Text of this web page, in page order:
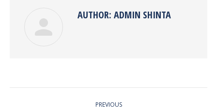
AUTHOR: ADMIN SHINTA
PREVIOUS